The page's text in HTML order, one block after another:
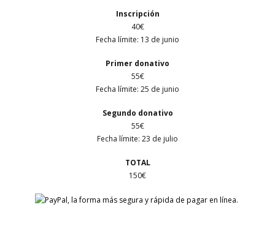
Inscripción
40€
Fecha límite: 13 de junio
Primer donativo
55€
Fecha límite: 25 de junio
Segundo donativo
55€
Fecha límite: 23 de julio
TOTAL
150€